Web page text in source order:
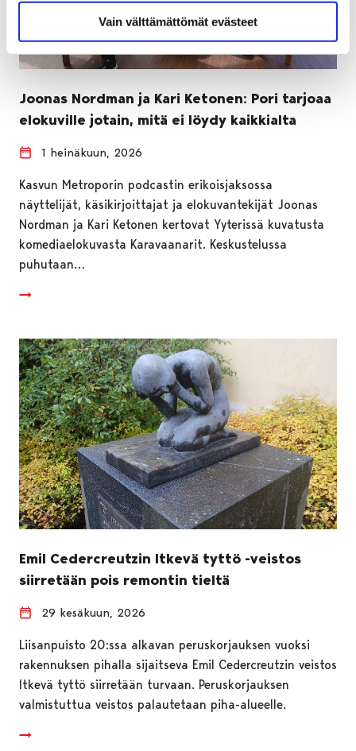
Vain välttämättömät evästeet
Joonas Nordman ja Kari Ketonen: Pori tarjoaa
elokuville jotain, mitä ei löydy kaikkialta
1 heinäkuun, 2026
Kasvun Metroporin podcastin erikoisjaksossa
näyttelijät, käsikirjoittajat ja elokuvantekijät Joonas
Nordman ja Kari Ketonen kertovat Yyterissä kuvatusta
komediaelokuvasta Karavaanarit. Keskustelussa
puhutaan…
Emil Cedercreutzin Itkevä tyttö -veistos
siirretään pois remontin tieltä
29 kesäkuun, 2026
Liisanpuisto 20:ssa alkavan peruskorjauksen vuoksi
rakennuksen pihalla sijaitseva Emil Cedercreutzin veistos
Itkevä tyttö siirretään turvaan. Peruskorjauksen
valmistuttua veistos palautetaan piha-alueelle.